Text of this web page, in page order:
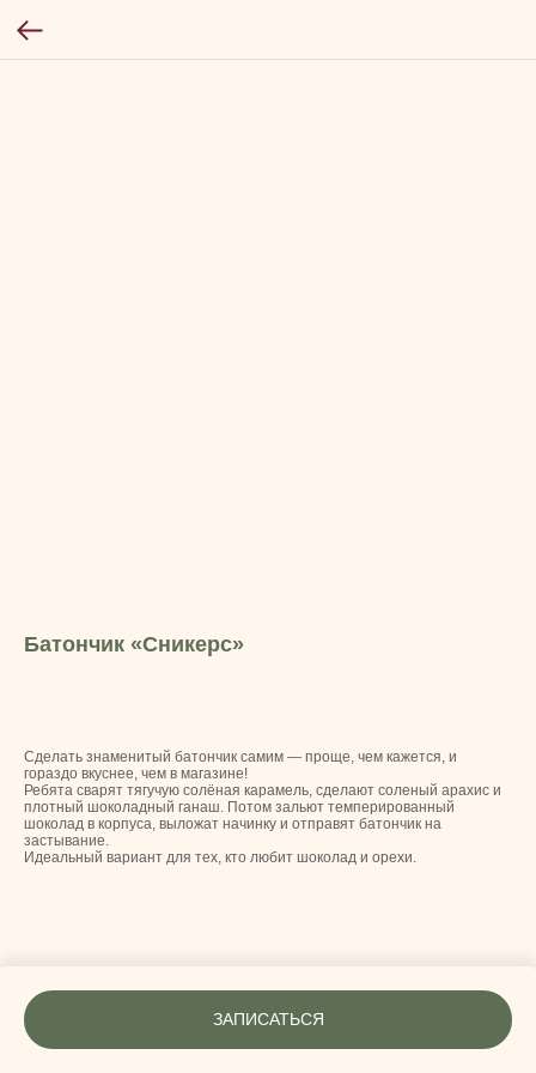
Батончик «Сникерс»
ЗАПИСАТЬСЯ
Сделать знаменитый батончик самим — проще, чем кажется, и
гораздо вкуснее, чем в магазине!
Ребята сварят тягучую солёная карамель, сделают соленый арахис и
плотный шоколадный ганаш. Потом зальют темперированный
шоколад в корпуса, выложат начинку и отправят батончик на
застывание.
Идеальный вариант для тех, кто любит шоколад и орехи.